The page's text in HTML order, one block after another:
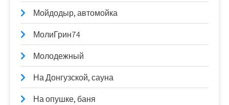
Мойдодыр, автомойка
МолиГрин74
Молодежный
На Донгузской, сауна
На опушке, баня